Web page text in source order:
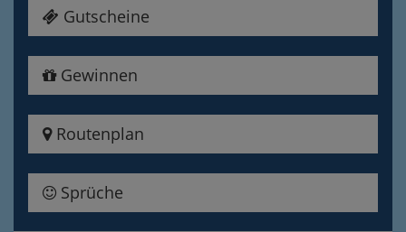
Gutscheine
Gewinnen
Routenplan
Sprüche